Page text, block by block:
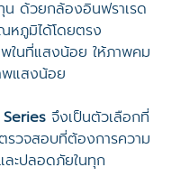
น ด้วยกล้องอินฟราเรด
หภูมิได้โดยตรง
ในที่แสงน้อย ให้ภาพคม
พแสงน้อย
จึงเป็นตัวเลือกที่
รวจสอบที่ต้องการความ
ละปลอดภัยในทุก